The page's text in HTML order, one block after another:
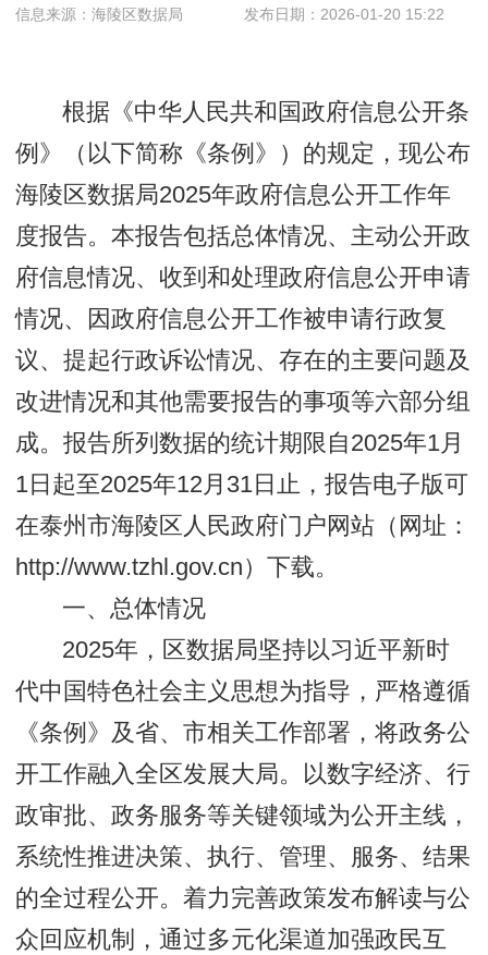
信息来源：海陵区数据局 发布日期：2026-01-20 15:22
根据《中华人民共和国政府信息公开条
例》（以下简称《条例》）的规定，现公布
海陵区数据局2025年政府信息公开工作年
度报告。本报告包括总体情况、主动公开政
府信息情况、收到和处理政府信息公开申请
情况、因政府信息公开工作被申请行政复
议、提起行政诉讼情况、存在的主要问题及
改进情况和其他需要报告的事项等六部分组
成。报告所列数据的统计期限自2025年1月
1日起至2025年12月31日止，报告电子版可
在泰州市海陵区人民政府门户网站（网址：
http://www.tzhl.gov.cn）下载。
一、总体情况
2025年，区数据局坚持以习近平新时
代中国特色社会主义思想为指导，严格遵循
《条例》及省、市相关工作部署，将政务公
开工作融入全区发展大局。以数字经济、行
政审批、政务服务等关键领域为公开主线，
系统性推进决策、执行、管理、服务、结果
的全过程公开。着力完善政策发布解读与公
众回应机制，通过多元化渠道加强政民互